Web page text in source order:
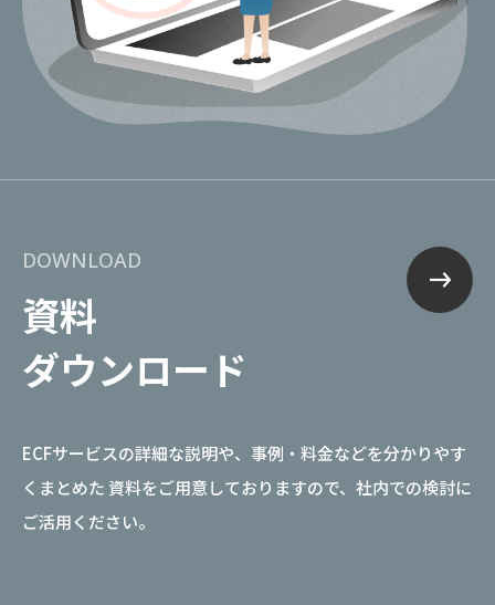
DOWNLOAD
資料
ダウンロード
ECFサービスの詳細な説明や、事例・料金などを分かりやす
くまとめた 資料をご用意しておりますので、社内での検討に
ご活用ください。